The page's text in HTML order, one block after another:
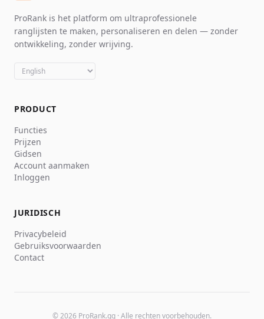
ProRank is het platform om ultraprofessionele
ranglijsten te maken, personaliseren en delen — zonder
ontwikkeling, zonder wrijving.
PRODUCT
Functies
Prijzen
Gidsen
Account aanmaken
Inloggen
JURIDISCH
Privacybeleid
Gebruiksvoorwaarden
Contact
© 2026 ProRank.gg · Alle rechten voorbehouden.